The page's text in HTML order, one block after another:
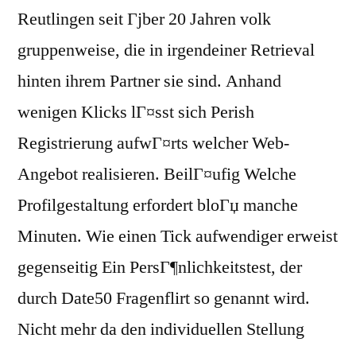
Reutlingen seit Гјber 20 Jahren volk
gruppenweise, die in irgendeiner Retrieval
hinten ihrem Partner sie sind. Anhand
wenigen Klicks lГ¤sst sich Perish
Registrierung aufwГ¤rts welcher Web-
Angebot realisieren. BeilГ¤ufig Welche
Profilgestaltung erfordert bloГџ manche
Minuten. Wie einen Tick aufwendiger erweist
gegenseitig Ein PersГ¶nlichkeitstest, der
durch Date50 Fragenflirt so genannt wird.
Nicht mehr da den individuellen Stellung